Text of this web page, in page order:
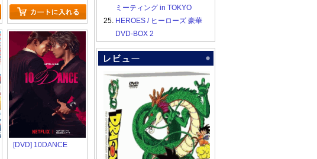
[DVD] 10DANCE
ミーティング in TOKYO
25. HEROES / ヒーローズ 豪華
DVD-BOX 2